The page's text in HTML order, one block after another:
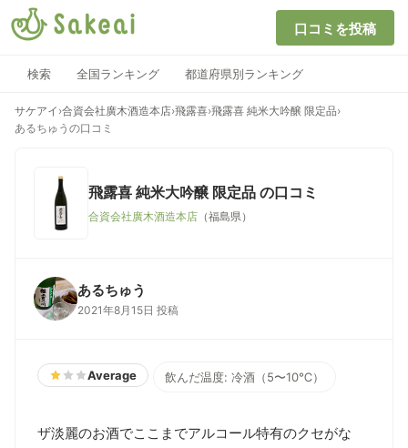
口コミを投稿
検索 全国ランキング 都道府県別ランキング
サケアイ ›合資会社廣木酒造本店›飛露喜›飛露喜 純米大吟醸 限定品›
あるちゅうの口コミ
飛露喜 純米大吟醸 限定品 の口コミ
合資会社廣木酒造本店 （福島県）
あるちゅう
2021年8月15日 投稿
Average 飲んだ温度: 冷酒（5〜10℃）
ザ淡麗のお酒でここまでアルコール特有のクセがな